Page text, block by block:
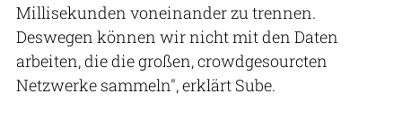
Millisekunden voneinander zu trennen.
Deswegen können wir nicht mit den Daten
arbeiten, die die großen, crowdgesourcten
Netzwerke sammeln", erklärt Sube.